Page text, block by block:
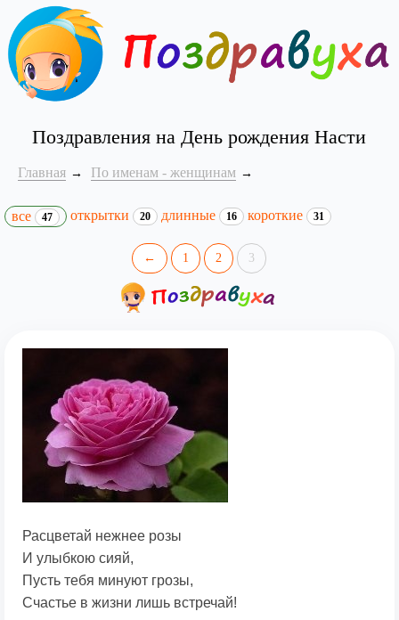
Поздравления на День рождения Насти
Главная По именам - женщинам
все 47 открытки 20 длинные 16 короткие 31
← 1 2 3
Расцветай нежнее розы
И улыбкою сияй,
Пусть тебя минуют грозы,
Счастье в жизни лишь встречай!